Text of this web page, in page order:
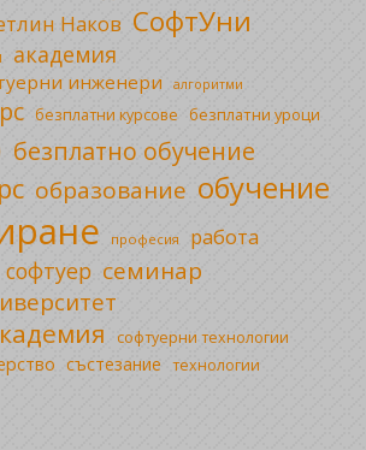
Наков СофтУни
академия
инженери алгоритми
безплатни курсове безплатни уроци
безплатно обучение
образование обучение
професия работа
семинар
софтуерни технологии
състезание технологии